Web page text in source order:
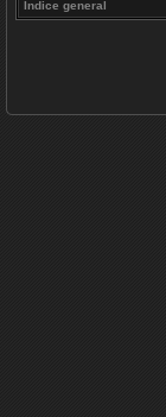
Índice general